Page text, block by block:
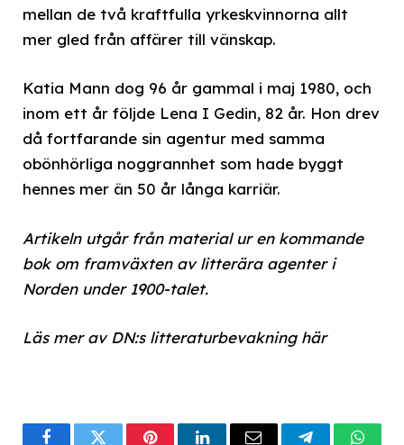
mellan de två kraftfulla yrkeskvinnorna allt
mer gled från affärer till vänskap.
Katia Mann dog 96 år gammal i maj 1980, och
inom ett år följde Lena I Gedin, 82 år. Hon drev
då fortfarande sin agentur med samma
obönhörliga noggrannhet som hade byggt
hennes mer än 50 år långa karriär.
Artikeln utgår från material ur en kommande
bok om framväxten av litterära agenter i
Norden under 1900-talet.
Läs mer av DN:s litteraturbevakning här